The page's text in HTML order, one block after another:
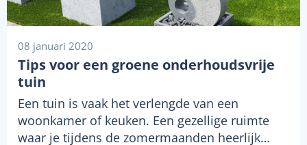
08 januari 2020
Tips voor een groene onderhoudsvrije
tuin
Een tuin is vaak het verlengde van een
woonkamer of keuken. Een gezellige ruimte
waar je tijdens de zomermaanden heerlijk…